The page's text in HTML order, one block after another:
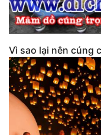
Vì sao lại nên cúng